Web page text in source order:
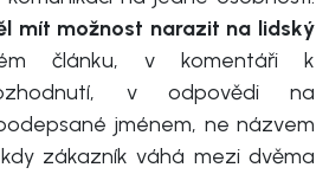
mít možnost narazit na lidský
článku, v komentáři k
v odpovědi na
jménem, ne názvem
zákazník váhá mezi dvěma